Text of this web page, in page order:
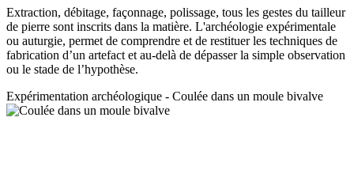
Extraction, débitage, façonnage, polissage, tous les gestes du tailleur
de pierre sont inscrits dans la matière. L'archéologie expérimentale
ou auturgie, permet de comprendre et de restituer les techniques de
fabrication d’un artefact et au-delà de dépasser la simple observation
ou le stade de l’hypothèse.
Expérimentation archéologique - Coulée dans un moule bivalve